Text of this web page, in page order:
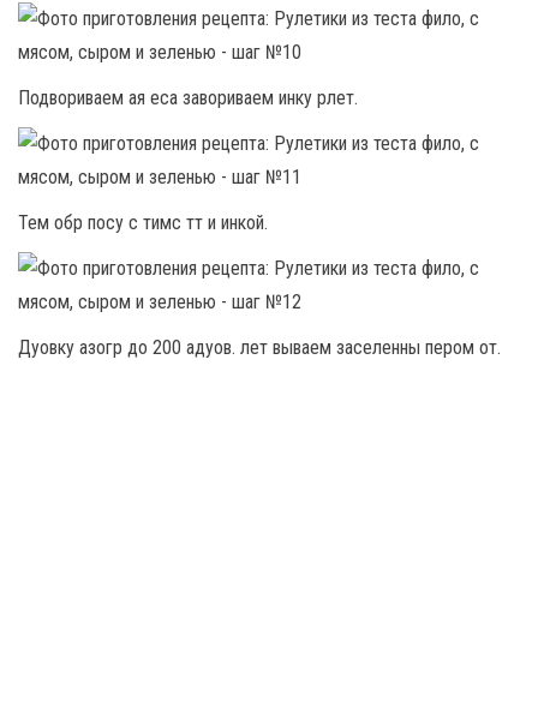
Подвориваем ая еса завориваем инку рлет.
Тем обр посу с тимс тт и инкой.
Дуовку азогр до 200 адуов. лет вываем заселенны пером от.